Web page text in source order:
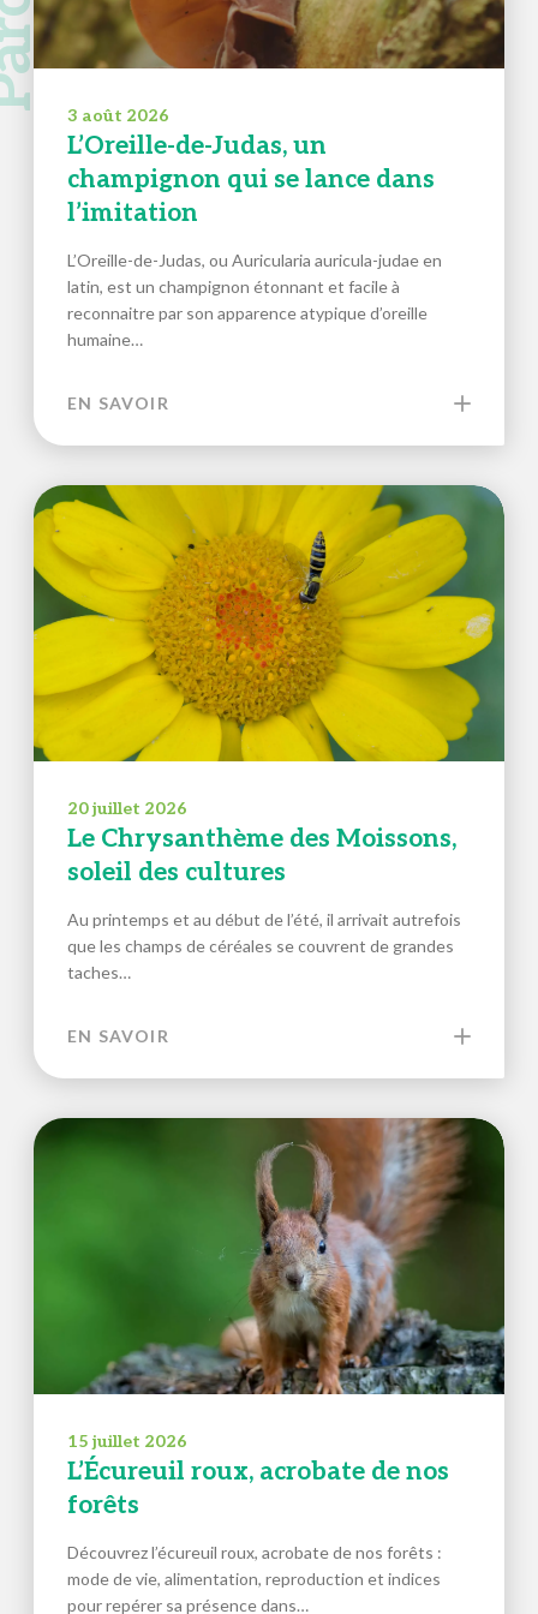
3 août 2026
L’Oreille-de-Judas, un
champignon qui se lance dans
l’imitation
L’Oreille-de-Judas, ou Auricularia auricula-judae en
latin, est un champignon étonnant et facile à
reconnaitre par son apparence atypique d’oreille
humaine…
EN SAVOIR
20 juillet 2026
Le Chrysanthème des Moissons,
soleil des cultures
Au printemps et au début de l’été, il arrivait autrefois
que les champs de céréales se couvrent de grandes
taches…
EN SAVOIR
15 juillet 2026
L’Écureuil roux, acrobate de nos
forêts
Découvrez l’écureuil roux, acrobate de nos forêts :
mode de vie, alimentation, reproduction et indices
pour repérer sa présence dans…